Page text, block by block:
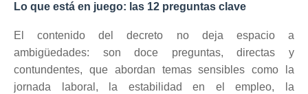
Lo que está en juego: las 12 preguntas clave
El contenido del decreto no deja espacio a
ambigüedades: son doce preguntas, directas y
contundentes, que abordan temas sensibles como la
jornada laboral, la estabilidad en el empleo, la